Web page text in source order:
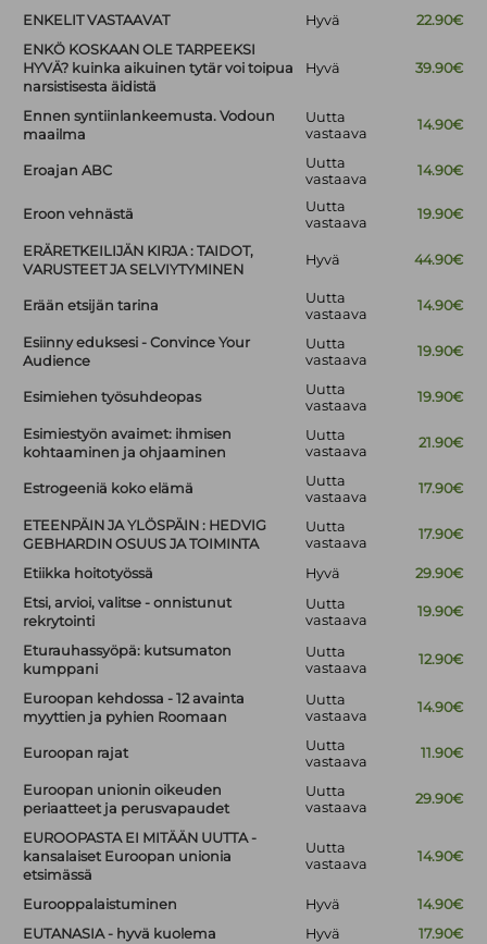
ENKELIT VASTAAVAT Hyvä
22.90€
ENKÖ KOSKAAN OLE TARPEEKSI
HYVÄ? kuinka aikuinen tytär voi toipua
narsistisesta äidistä
Hyvä 39.90€
Ennen syntiinlankeemusta. Vodoun
maailma
Uutta
vastaava
14.90€
Eroajan ABC
Uutta
vastaava
14.90€
Eroon vehnästä
Uutta
vastaava
19.90€
ERÄRETKEILIJÄN KIRJA : TAIDOT,
VARUSTEET JA SELVIYTYMINEN
Hyvä 44.90€
Erään etsijän tarina
Uutta
vastaava
14.90€
Esiinny eduksesi - Convince Your
Audience
Uutta
vastaava
19.90€
Esimiehen työsuhdeopas
Uutta
vastaava
19.90€
Esimiestyön avaimet: ihmisen
kohtaaminen ja ohjaaminen
Uutta
vastaava
21.90€
Estrogeeniä koko elämä
Uutta
vastaava
17.90€
ETEENPÄIN JA YLÖSPÄIN : HEDVIG
GEBHARDIN OSUUS JA TOIMINTA
Uutta
vastaava
17.90€
Etiikka hoitotyössä Hyvä
29.90€
Etsi, arvioi, valitse - onnistunut
rekrytointi
Uutta
vastaava
19.90€
Eturauhassyöpä: kutsumaton
kumppani
Uutta
vastaava
12.90€
Euroopan kehdossa - 12 avainta
myyttien ja pyhien Roomaan
Uutta
vastaava
14.90€
Euroopan rajat
Uutta
vastaava
11.90€
Euroopan unionin oikeuden
periaatteet ja perusvapaudet
Uutta
vastaava
29.90€
EUROOPASTA EI MITÄÄN UUTTA -
kansalaiset Euroopan unionia
etsimässä
Uutta
vastaava
14.90€
Eurooppalaistuminen Hyvä
14.90€
EUTANASIA - hyvä kuolema
Hyvä
17.90€